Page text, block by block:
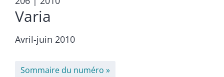
Varia
Avril-juin 2010
Sommaire du numéro